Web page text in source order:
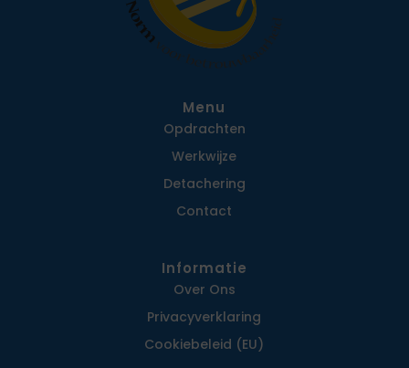
Menu
Opdrachten
Werkwijze
Detachering
Contact
Informatie
Over Ons
Privacy­verklaring
Cookiebeleid (EU)